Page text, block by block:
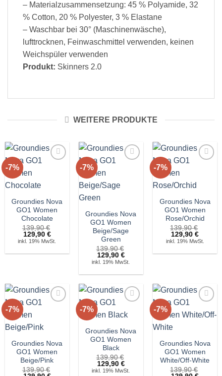
– Materialzusammensetzung: 45 % Polyamide, 32
% Cotton, 20 % Polyester, 3 % Elastane
– Waschbar bei 30° (Maschinenwäsche),
lufttrocknen, Feinwaschmittel verwenden, keinen
Weichspüler verwenden
Produkt: Skinners 2.0
WEITERE PRODUKTE
-7%
Wunschliste!
Groundies Nova
GO1 Women
Chocolate
139,90€
Ursprünglicher
Preis
139,90 €
129,90 €Aktueller
Preis
129,90 €.
inkl. 19% MwSt.
-7%
Wunschliste!
Groundies Nova
GO1 Women
Beige/Sage
Green
139,90€
Ursprünglicher
Preis
139,90 €
129,90 €Aktueller
Preis
129,90 €.
inkl. 19% MwSt.
-7%
Wunschliste!
Groundies Nova
GO1 Women
Rose/Orchid
139,90€
Ursprünglicher
Preis
139,90 €
129,90€
Preis
129,90
inkl. 19% MwSt.
-7%
Wunschliste!
Groundies Nova
GO1 Women
Beige/Pink
139,90€
-7%
Wunschliste!
Groundies Nova
GO1 Women
Black
139,90€
Ursprünglicher
Preis
129,90 €Aktueller
Preis
inkl. 19% MwSt.
-7%
Wunschliste!
Groundies Nova
GO1 Women
White/Off-White
139,90€